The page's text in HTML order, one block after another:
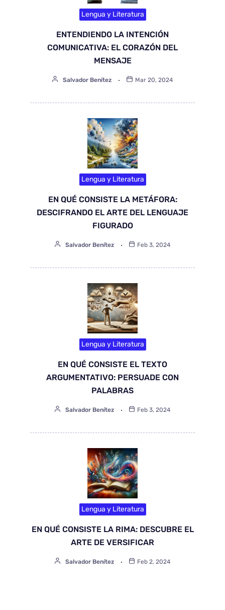
Lengua y Literatura
ENTENDIENDO LA INTENCIÓN
COMUNICATIVA: EL CORAZÓN DEL
MENSAJE
Salvador Benítez Mar 20, 2024
Lengua y Literatura
EN QUÉ CONSISTE LA METÁFORA:
DESCIFRANDO EL ARTE DEL LENGUAJE
FIGURADO
Salvador Benítez Feb 3, 2024
Lengua y Literatura
EN QUÉ CONSISTE EL TEXTO
ARGUMENTATIVO: PERSUADE CON
PALABRAS
Salvador Benítez Feb 3, 2024
Lengua y Literatura
EN QUÉ CONSISTE LA RIMA: DESCUBRE EL
ARTE DE VERSIFICAR
Salvador Benítez Feb 2, 2024